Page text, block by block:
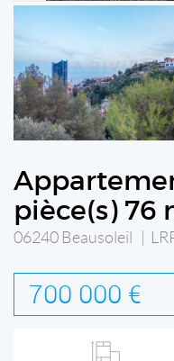
pièce(s) 76
06240 Beausoleil |
700 000 €